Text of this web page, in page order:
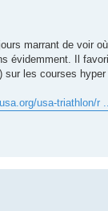
marrant de voir
évidemment. Il
les courses hyper
usa-triathlon/r